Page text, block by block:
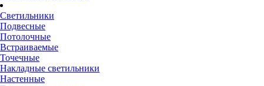
Светильники
Подвесные
Потолочные
Встраиваемые
Точечные
Накладные светильники
Настенные